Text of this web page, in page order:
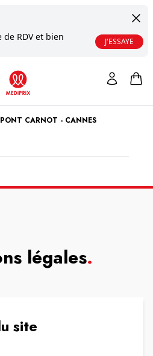
RDV et bien
J'ESSAYE
CARNOT - CANNES
légales.
site